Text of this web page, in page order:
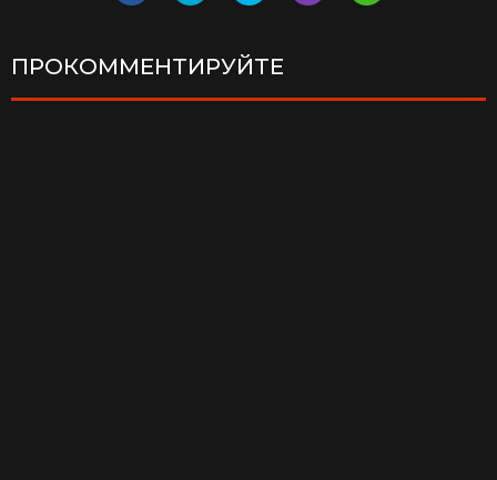
ПРОКОММЕНТИРУЙТЕ